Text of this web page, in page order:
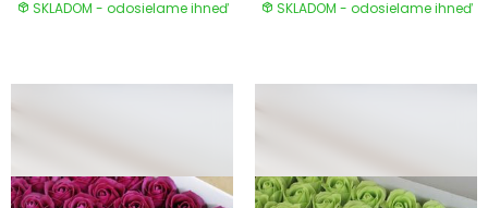
SKLADOM - odosielame ihneď SKLADOM - odosielame ihneď